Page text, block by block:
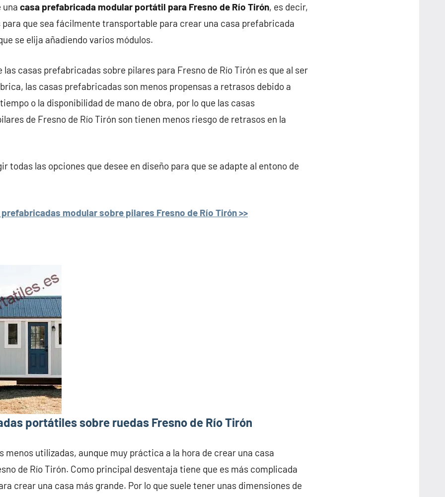
una casa prefabricada modular portátil para Fresno de Río Tirón, es decir,
para que sea fácilmente transportable para crear una casa prefabricada
se elija añadiendo varios módulos.
las casas prefabricadas sobre pilares para Fresno de Río Tirón es que al ser
las casas prefabricadas son menos propensas a retrasos debido a
o la disponibilidad de mano de obra, por lo que las casas
de Fresno de Río Tirón son tienen menos riesgo de retrasos en la
todas las opciones que desee en diseño para que se adapte al entono de
modular sobre pilares Fresno de Río Tirón >>
portátiles sobre ruedas Fresno de Río Tirón
menos utilizadas, aunque muy práctica a la hora de crear una casa
de Río Tirón. Como principal desventaja tiene que es más complicada
crear una casa más grande. Por lo que suele tener unas dimensiones de